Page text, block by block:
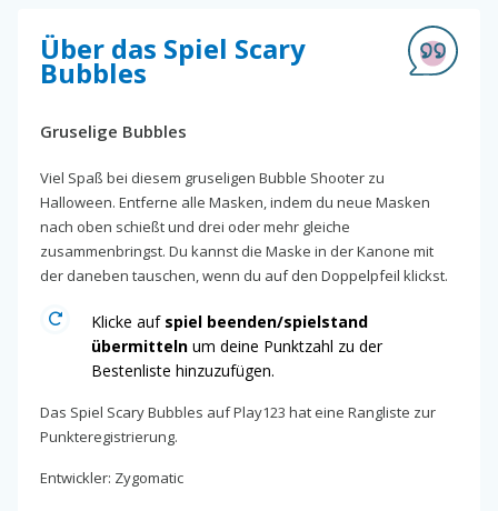
Über das Spiel Scary
Bubbles
Gruselige Bubbles
Viel Spaß bei diesem gruseligen Bubble Shooter zu
Halloween. Entferne alle Masken, indem du neue Masken
nach oben schießt und drei oder mehr gleiche
zusammenbringst. Du kannst die Maske in der Kanone mit
der daneben tauschen, wenn du auf den Doppelpfeil klickst.
Klicke auf spiel beenden/spielstand
übermitteln um deine Punktzahl zu der
Bestenliste hinzuzufügen.
Das Spiel Scary Bubbles auf Play123 hat eine Rangliste zur
Punkteregistrierung.
Entwickler: Zygomatic